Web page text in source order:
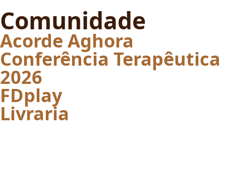
Comunidade
Acorde Aghora
Conferência Terapêutica
2026
FDplay
Livraria